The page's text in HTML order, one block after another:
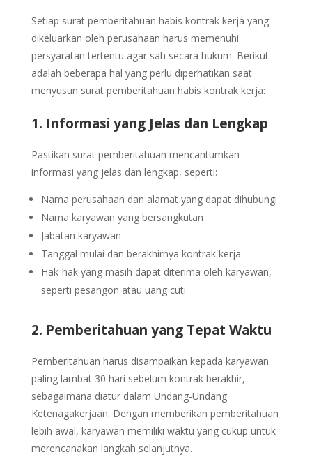
Setiap surat pemberitahuan habis kontrak kerja yang
dikeluarkan oleh perusahaan harus memenuhi
persyaratan tertentu agar sah secara hukum. Berikut
adalah beberapa hal yang perlu diperhatikan saat
menyusun surat pemberitahuan habis kontrak kerja:
1. Informasi yang Jelas dan Lengkap
Pastikan surat pemberitahuan mencantumkan
informasi yang jelas dan lengkap, seperti:
Nama perusahaan dan alamat yang dapat dihubungi
Nama karyawan yang bersangkutan
Jabatan karyawan
Tanggal mulai dan berakhirnya kontrak kerja
Hak-hak yang masih dapat diterima oleh karyawan,
seperti pesangon atau uang cuti
2. Pemberitahuan yang Tepat Waktu
Pemberitahuan harus disampaikan kepada karyawan
paling lambat 30 hari sebelum kontrak berakhir,
sebagaimana diatur dalam Undang-Undang
Ketenagakerjaan. Dengan memberikan pemberitahuan
lebih awal, karyawan memiliki waktu yang cukup untuk
merencanakan langkah selanjutnya.